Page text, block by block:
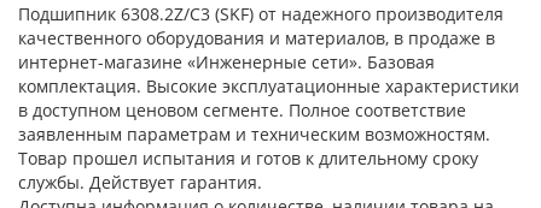
Подшипник 6308.2Z/C3 (SKF) от надежного производителя
качественного оборудования и материалов, в продаже в
интернет-магазине «Инженерные сети». Базовая
комплектация. Высокие эксплуатационные характеристики
в доступном ценовом сегменте. Полное соответствие
заявленным параметрам и техническим возможностям.
Товар прошел испытания и готов к длительному сроку
службы. Действует гарантия.